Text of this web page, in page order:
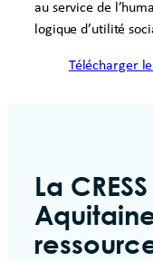
au service de
logique d’utilité
Télécharger
La